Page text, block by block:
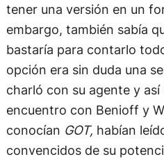
tener una versión en un
embargo, también sabía
bastaría para contarlo
opción era sin duda una
charló con su agente y
encuentro con Benioff y
conocían GOT, habían
convencidos de su